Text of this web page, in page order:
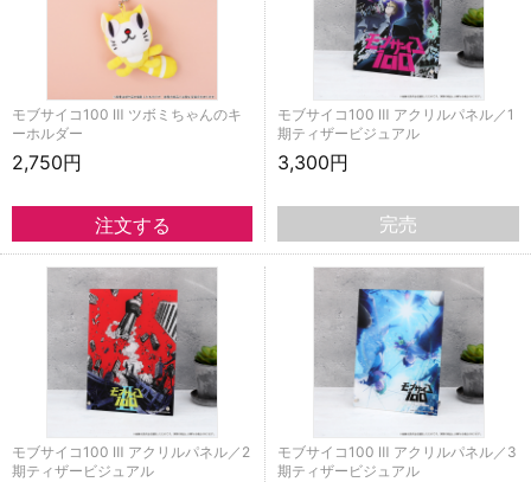
モブサイコ100 Ⅲ ツボミちゃんのキ
ーホルダー
2,750円
モブサイコ100 Ⅲ アクリルパネル／1
期ティザービジュアル
3,300円
完売
モブサイコ100 Ⅲ アクリルパネル／2
期ティザービジュアル
モブサイコ100 Ⅲ アクリルパネル／3
期ティザービジュアル